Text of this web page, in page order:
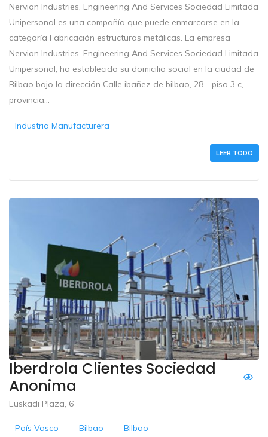
Nervion Industries, Engineering And Services Sociedad Limitada
Unipersonal es una compañía que puede enmarcarse en la
categoría Fabricación estructuras metálicas. La empresa
Nervion Industries, Engineering And Services Sociedad Limitada
Unipersonal, ha establecido su domicilio social en la ciudad de
Bilbao bajo la dirección Calle ibañez de bilbao, 28 - piso 3 c,
provincia...
Industria Manufacturera
LEER TODO
Iberdrola Clientes Sociedad
Anonima
Euskadi Plaza, 6
País Vasco - Bilbao - Bilbao